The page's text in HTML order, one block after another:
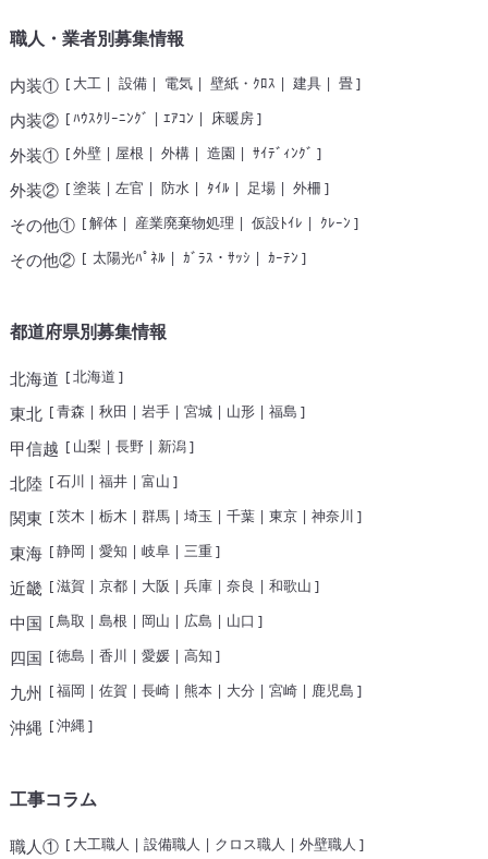
職人・業者別募集情報
内装①[ 大工| 設備| 電気| 壁紙・ｸﾛｽ | 建具| 畳]
内装②[ﾊｳｽｸﾘｰﾆﾝｸﾞ | ｴｱｺﾝ | 床暖房]
外装①[外壁| 屋根 | 外構| 造園 | ｻｲﾃﾞｨﾝｸﾞ ]
外装②[塗装 | 左官 | 防水| ﾀｲﾙ | 足場| 外柵 ]
その他①[解体| 産業廃棄物処理 | 仮設ﾄｲﾚ | ｸﾚｰﾝ ]
その他②[ 太陽光ﾊﾟﾈﾙ | ｶﾞﾗｽ・ｻｯｼ | ｶｰﾃﾝ ]
都道府県別募集情報
北海道 [北海道 ]
東北 [青森 | 秋田 | 岩手| 宮城| 山形| 福島 ]
甲信越 [ 山梨 | 長野| 新潟]
北陸 [石川 | 福井| 富山 ]
関東 [茨木 | 栃木 | 群馬| 埼玉 | 千葉| 東京| 神奈川 ]
東海[静岡 | 愛知 | 岐阜| 三重]
近畿[滋賀 | 京都| 大阪 | 兵庫| 奈良 | 和歌山 ]
中国 [鳥取 | 島根 | 岡山 | 広島 | 山口 ]
四国 [徳島 | 香川 | 愛媛| 高知 ]
九州 [福岡 | 佐賀 | 長崎| 熊本| 大分 | 宮崎| 鹿児島 ]
沖縄 [沖縄]
工事コラム
職人①[ 大工職人 | 設備職人 | クロス職人 | 外壁職人 ]